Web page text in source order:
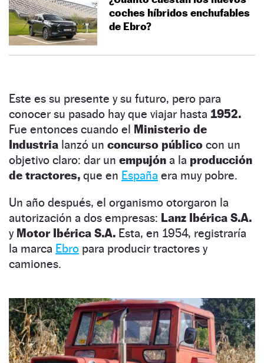
coches híbridos enchufables
de Ebro?
Este es su presente y su futuro, pero para
conocer su pasado hay que viajar hasta 1952.
Fue entonces cuando el Ministerio de
Industria lanzó un concurso público con un
objetivo claro: dar un empujón a la producción
de tractores, que en España era muy pobre.
Un año después, el organismo otorgaron la
autorización a dos empresas: Lanz Ibérica S.A.
y Motor Ibérica S.A. Esta, en 1954, registraría
la marca Ebro para producir tractores y
camiones.